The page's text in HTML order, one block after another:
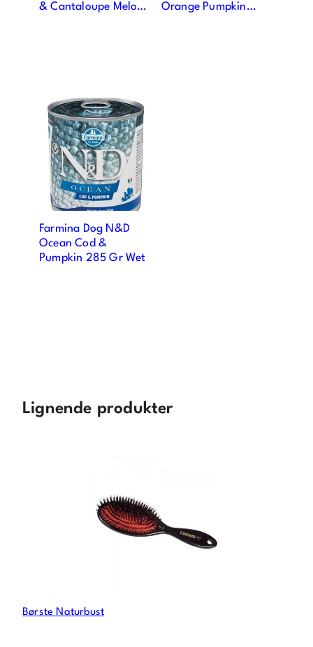
& Cantaloupe Melon
Orange Pumpkin
Farmina Dog N&D
Ocean Cod &
Pumpkin 285 Gr Wet
Lignende produkter
Børste Naturbust